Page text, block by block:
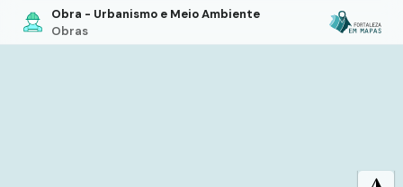
Obra - Urbanismo e Meio Ambiente
Obras